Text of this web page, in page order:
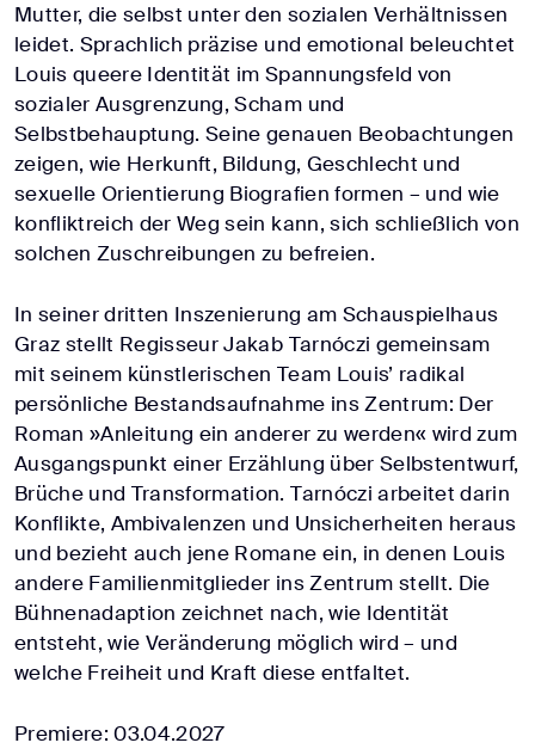
Mutter, die selbst unter den sozialen Verhältnissen
leidet. Sprachlich präzise und emotional beleuchtet
Louis queere Identität im Spannungsfeld von
sozialer Ausgrenzung, Scham und
Selbstbehauptung. Seine genauen Beobachtungen
zeigen, wie Herkunft, Bildung, Geschlecht und
sexuelle Orientierung Biografien formen – und wie
konfliktreich der Weg sein kann, sich schließlich von
solchen Zuschreibungen zu befreien.
In seiner dritten Inszenierung am Schauspielhaus
Graz stellt Regisseur Jakab Tarnóczi gemeinsam
mit seinem künstlerischen Team Louis’ radikal
persönliche Bestandsaufnahme ins Zentrum: Der
Roman »Anleitung ein anderer zu werden« wird zum
Ausgangspunkt einer Erzählung über Selbstentwurf,
Brüche und Transformation. Tarnóczi arbeitet darin
Konflikte, Ambivalenzen und Unsicherheiten heraus
und bezieht auch jene Romane ein, in denen Louis
andere Familienmitglieder ins Zentrum stellt. Die
Bühnenadaption zeichnet nach, wie Identität
entsteht, wie Veränderung möglich wird – und
welche Freiheit und Kraft diese entfaltet.
Premiere: 03.04.2027